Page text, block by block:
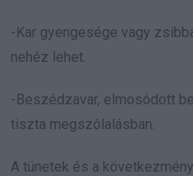
-Kar gyengesége vagy
nehéz lehet.
-Beszédzavar, elmosódott
tiszta megszólalásban.
A tünetek és a